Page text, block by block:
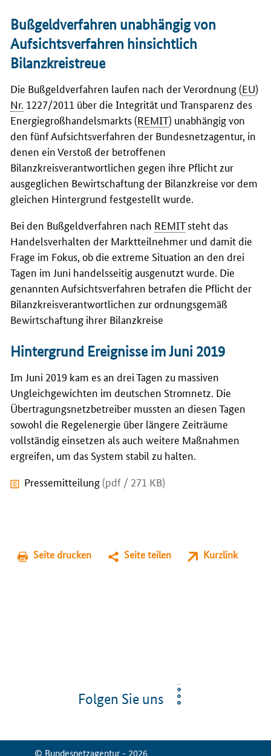
Bußgeldverfahren unabhängig von
Aufsichtsverfahren hinsichtlich
Bilanzkreistreue
Die Bußgeldverfahren laufen nach der Verordnung (EU)
Nr. 1227/2011 über die Integrität und Transparenz des
Energiegroßhandelsmarkts (REMIT) unabhängig von
den fünf Aufsichtsverfahren der Bundesnetzagentur, in
denen ein Verstoß der betroffenen
Bilanzkreisverantwortlichen gegen ihre Pflicht zur
ausgeglichen Bewirtschaftung der Bilanzkreise vor dem
gleichen Hintergrund festgestellt wurde.
Bei den Bußgeldverfahren nach REMITsteht das
Handelsverhalten der Marktteilnehmer und damit die
Frage im Fokus, ob die extreme Situation an den drei
Tagen im Juni handelsseitig ausgenutzt wurde. Die
genannten Aufsichtsverfahren betrafen die Pflicht der
Bilanzkreisverantwortlichen zur ordnungsgemäß
Bewirtschaftung ihrer Bilanzkreise
Hintergrund Ereignisse im Juni 2019
Im Juni 2019 kam es an drei Tagen zu massiven
Ungleichgewichten im deutschen Stromnetz. Die
Übertragungsnetzbetreiber mussten an diesen Tagen
sowohl die Regelenergie über längere Zeiträume
vollständig einsetzen als auch weitere Maßnahmen
ergreifen, um das System stabil zu halten.
Pressemitteilung (pdf / 271 KB)
Seite drucken Seite teilen Kurzlink
Folgen Sie uns
© Bundesnetzagentur - 2026